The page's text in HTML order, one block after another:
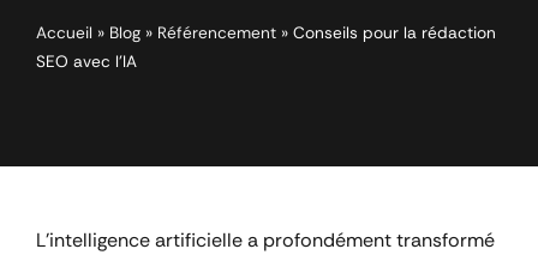
Accueil » Blog » Référencement » Conseils pour la rédaction
SEO avec l’IA
L’intelligence artificielle a profondément transformé